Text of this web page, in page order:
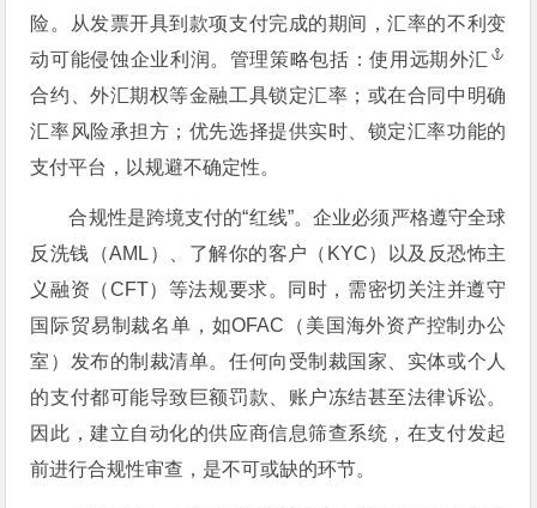
险。从发票开具到款项支付完成的期间，汇率的不利变
动可能侵蚀企业利润。管理策略包括：使用远期外汇
合约、外汇期权等金融工具锁定汇率；或在合同中明确
汇率风险承担方；优先选择提供实时、锁定汇率功能的
支付平台，以规避不确定性。
合规性是跨境支付的“红线”。企业必须严格遵守全球
反洗钱（AML）、了解你的客户（KYC）以及反恐怖主
义融资（CFT）等法规要求。同时，需密切关注并遵守
国际贸易制裁名单，如OFAC（美国海外资产控制办公
室）发布的制裁清单。任何向受制裁国家、实体或个人
的支付都可能导致巨额罚款、账户冻结甚至法律诉讼。
因此，建立自动化的供应商信息筛查系统，在支付发起
前进行合规性审查，是不可或缺的环节。